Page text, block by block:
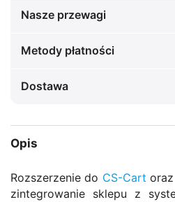
Nasze przewagi
Metody płatności
Dostawa
Opis
Rozszerzenie do CS-Cart oraz
zintegrowanie sklepu z